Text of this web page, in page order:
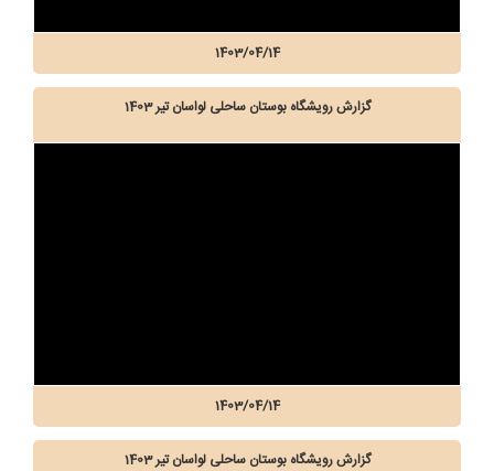
1403/04/14
گزارش رویشگاه بوستان ساحلی لواسان تیر 1403
1403/04/14
گزارش رویشگاه بوستان ساحلی لواسان تیر 1403